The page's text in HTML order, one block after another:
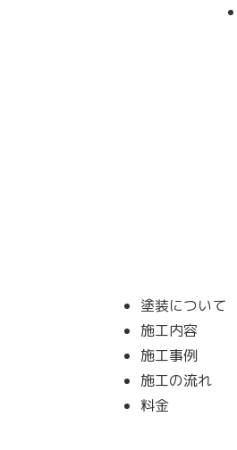
塗装について
施工内容
施工事例
施工の流れ
料金